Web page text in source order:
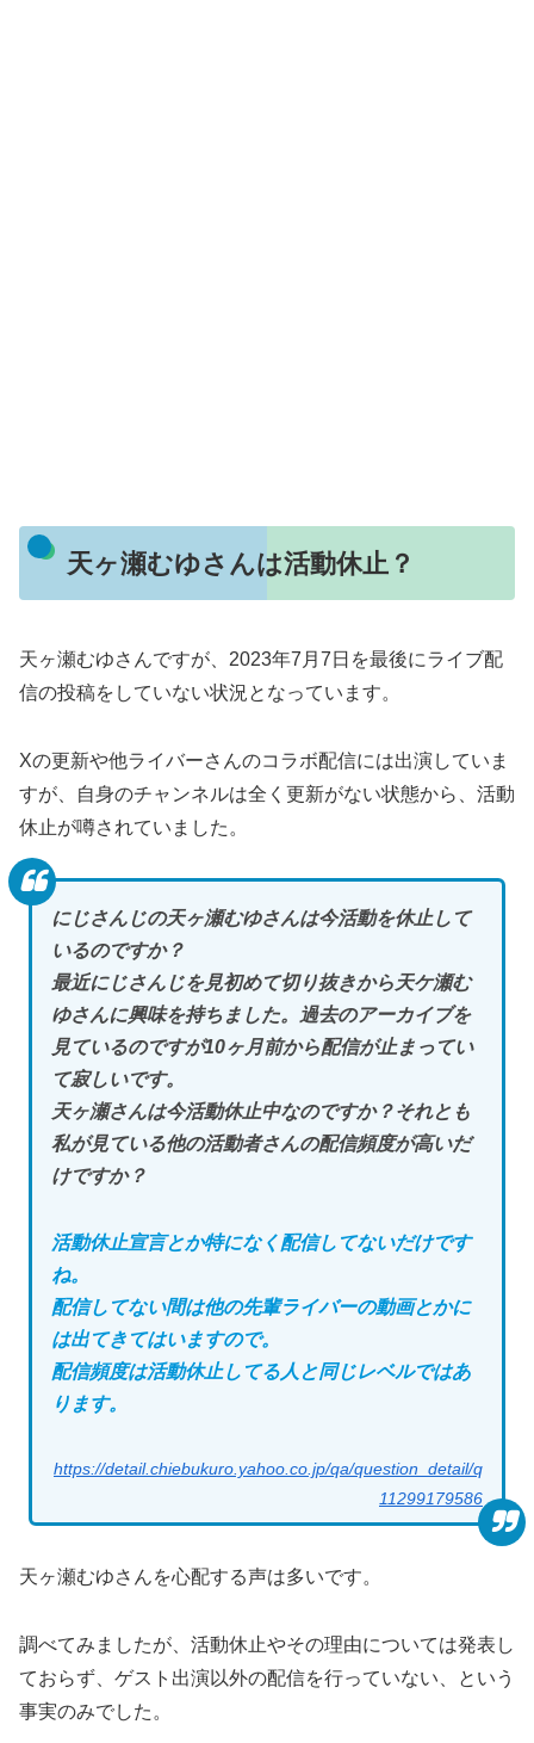
天ヶ瀬むゆさんは活動休止？
天ヶ瀬むゆさんですが、2023年7月7日を最後にライブ配
信の投稿をしていない状況となっています。
Xの更新や他ライバーさんのコラボ配信には出演していま
すが、自身のチャンネルは全く更新がない状態から、活動
休止が噂されていました。
にじさんじの天ヶ瀬むゆさんは今活動を休止して
いるのですか？
最近にじさんじを見初めて切り抜きから天ケ瀬む
ゆさんに興味を持ちました。過去のアーカイブを
見ているのですが10ヶ月前から配信が止まってい
て寂しいです。
天ヶ瀬さんは今活動休止中なのですか？それとも
私が見ている他の活動者さんの配信頻度が高いだ
けですか？
活動休止宣言とか特になく配信してないだけです
ね。
配信してない間は他の先輩ライバーの動画とかに
は出てきてはいますので。
配信頻度は活動休止してる人と同じレベルではあ
ります。
https://detail.chiebukuro.yahoo.co.jp/qa/question_detail/q
11299179586
天ヶ瀬むゆさんを心配する声は多いです。
調べてみましたが、活動休止やその理由については発表し
ておらず、ゲスト出演以外の配信を行っていない、という
事実のみでした。